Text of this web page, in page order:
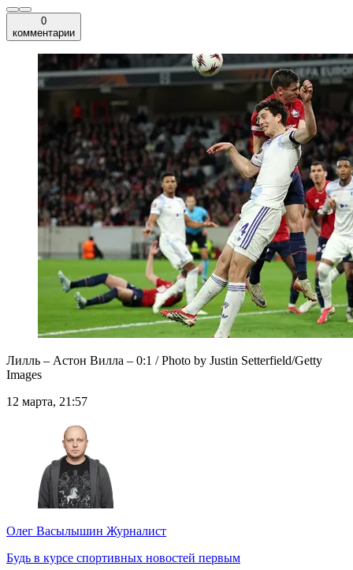
0
комментарии
Лилль – Астон Вилла – 0:1 / Photo by Justin Setterfield/Getty
Images
12 марта, 21:57
Олег Васылышин Журналист
Будь в курсе спортивных новостей первым